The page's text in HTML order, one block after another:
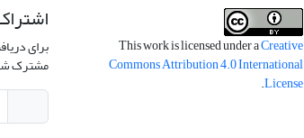
This work is licensed under aCreative
Commons Attribution 4.0 International
License
.
برای
مشترک